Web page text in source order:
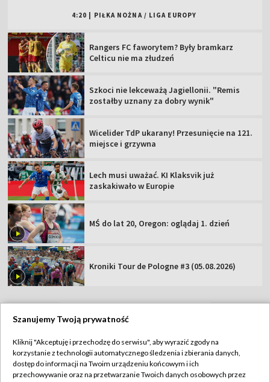
4:20 PIŁKA NOŻNA / LIGA EUROPY
Rangers FC faworytem? Były bramkarz
Celticu nie ma złudzeń
Szkoci nie lekceważą Jagiellonii. "Remis
zostałby uznany za dobry wynik"
Wicelider TdP ukarany! Przesunięcie na 121.
miejsce i grzywna
Lech musi uważać. KI Klaksvik już
zaskakiwało w Europie
MŚ do lat 20, Oregon: oglądaj 1. dzień
Kroniki Tour de Pologne #3 (05.08.2026)
Abonament TVP
Sklep TVP
Regulamin TVP
Polityka prywatności
Szanujemy Twoją prywatność
Kliknij "Akceptuję i przechodzę do serwisu", aby wyrazić zgody na
korzystanie z technologii automatycznego śledzenia i zbierania danych,
dostęp do informacji na Twoim urządzeniu końcowym i ich
przechowywanie oraz na przetwarzanie Twoich danych osobowych przez